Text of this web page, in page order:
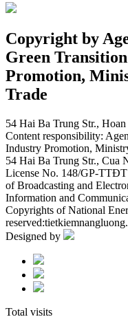
Copyright by
Green
Promotion,
Trade
54 Hai Ba Trung Str.,
Content responsibility:
Industry Promotion,
54 Hai Ba Trung Str., Cua
License No. 148/GP-
of Broadcasting and
Information and
Copyrights of National
Designed by
Total visits